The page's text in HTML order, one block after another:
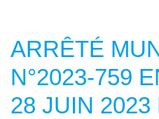
ARRÊTÉ
N°2023-759
28 JUIN 2023